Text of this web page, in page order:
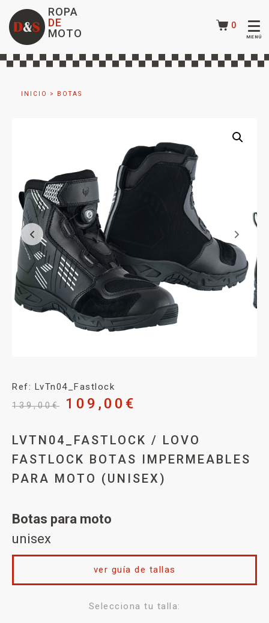
ROPA
DE
MOTO
0
INICIO > BOTAS
Ref: LvTn04_Fastlock
139,00€ 109,00 €
LVTN04_FASTLOCK / LOVO
FASTLOCK BOTAS IMPERMEABLES
PARA MOTO (UNISEX)
Botas para moto
unisex
Selecciona tu talla:
ver guía de tallas